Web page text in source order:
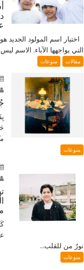
اختيار اسم المولود
التي يواجهها الآباء. الاسم
مقالات منوعات
منوعات
نورٌ من للقلب...
منوعات